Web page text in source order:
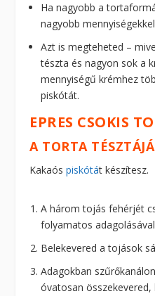
Ha nagyobb a
nagyobb
Azt is megteheted –
tészta és nagyon sok a
mennyiségű krémhez
piskótát.
EPRES CSOKIS
A TORTA
Kakaóspiskótát készítesz.
A három tojás fehérjét
folyamatos
Belekevered a tojások
Adagokban
óvatosan